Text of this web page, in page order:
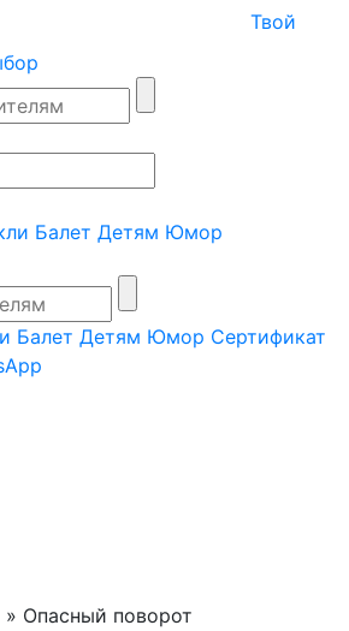
Твой
Балет Детям Юмор
Балет Детям Юмор Сертификат
» Опасный поворот